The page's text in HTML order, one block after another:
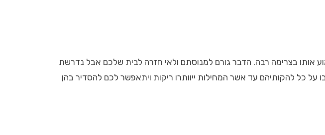
אותו בצרימה רבה. הדבר גורם למנוסתם ולאי חזרה לבית שלכם אבל נדרשת
להקותיהם עד אשר המחילות ייוותרו ריקות ויתאפשר לכם להסדיר בהן